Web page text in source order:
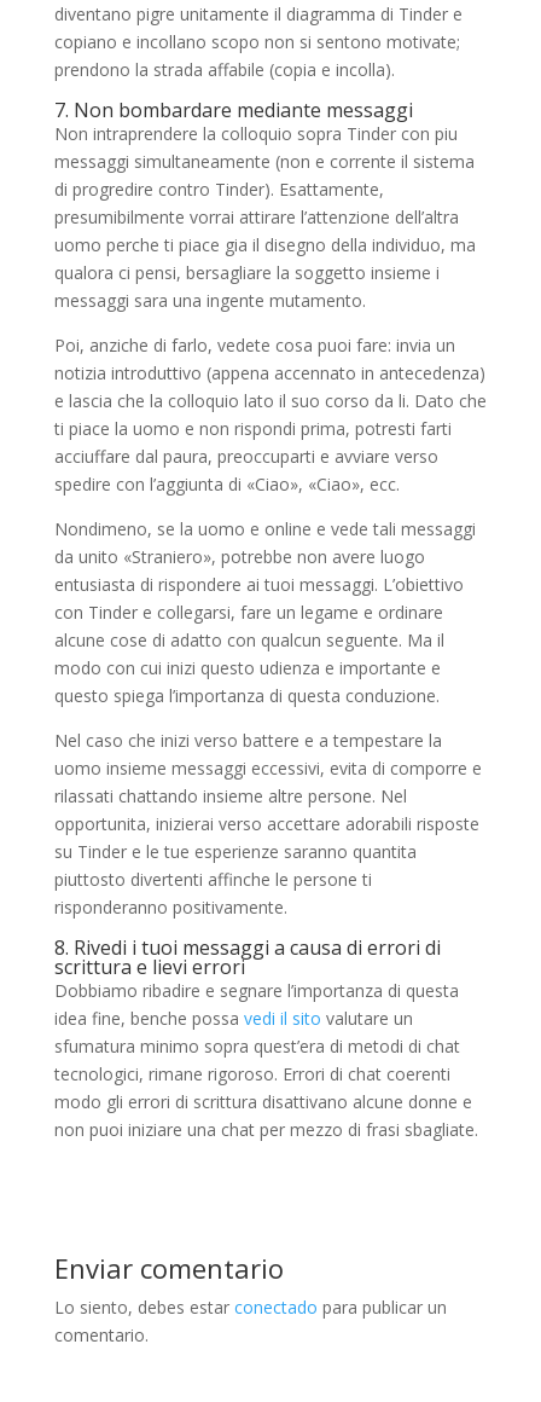
diventano pigre unitamente il diagramma di Tinder e
copiano e incollano scopo non si sentono motivate;
prendono la strada affabile (copia e incolla).
7. Non bombardare mediante messaggi
Non intraprendere la colloquio sopra Tinder con piu
messaggi simultaneamente (non e corrente il sistema
di progredire contro Tinder). Esattamente,
presumibilmente vorrai attirare l’attenzione dell’altra
uomo perche ti piace gia il disegno della individuo, ma
qualora ci pensi, bersagliare la soggetto insieme i
messaggi sara una ingente mutamento.
Poi, anziche di farlo, vedete cosa puoi fare: invia un
notizia introduttivo (appena accennato in antecedenza)
e lascia che la colloquio lato il suo corso da li. Dato che
ti piace la uomo e non rispondi prima, potresti farti
acciuffare dal paura, preoccuparti e avviare verso
spedire con l’aggiunta di «Ciao», «Ciao», ecc.
Nondimeno, se la uomo e online e vede tali messaggi
da unito «Straniero», potrebbe non avere luogo
entusiasta di rispondere ai tuoi messaggi. L’obiettivo
con Tinder e collegarsi, fare un legame e ordinare
alcune cose di adatto con qualcun seguente. Ma il
modo con cui inizi questo udienza e importante e
questo spiega l’importanza di questa conduzione.
Nel caso che inizi verso battere e a tempestare la
uomo insieme messaggi eccessivi, evita di comporre e
rilassati chattando insieme altre persone. Nel
opportunita, inizierai verso accettare adorabili risposte
su Tinder e le tue esperienze saranno quantita
piuttosto divertenti affinche le persone ti
risponderanno positivamente.
8. Rivedi i tuoi messaggi a causa di errori di
scrittura e lievi errori
Dobbiamo ribadire e segnare l’importanza di questa
idea fine, benche possa vedi il sito valutare un
sfumatura minimo sopra quest’era di metodi di chat
tecnologici, rimane rigoroso. Errori di chat coerenti
modo gli errori di scrittura disattivano alcune donne e
non puoi iniziare una chat per mezzo di frasi sbagliate.
Enviar comentario
Lo siento, debes estar conectado para publicar un
comentario.